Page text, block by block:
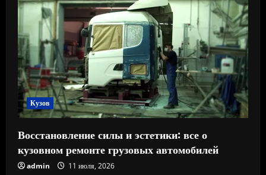
Кузов
Восстановление силы и эстетики: все о
кузовном ремонте грузовых автомобилей
admin 11 июля, 2026